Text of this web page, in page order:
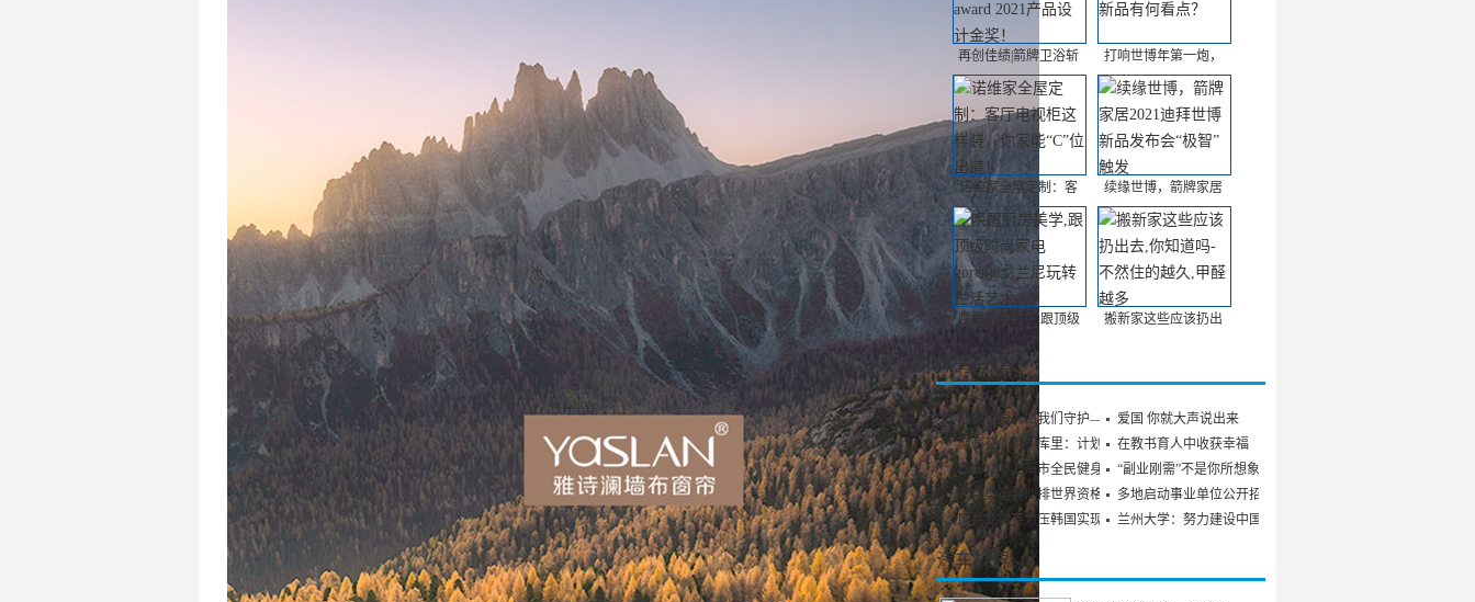
再创佳绩|箭牌卫浴斩 打响世博年第一炮，
诺维家全屋定制：客 续缘世博，箭牌家居
唤醒厨房美学,跟顶级 搬新家这些应该扔出
体育/教育
你的健康，由我们守护——
斯蒂芬&#183;库里：计划参
《2018年上海市全民健身发
东京奥运会沙排世界资格赛
国乒亚锦赛力压韩国实现男
爱国 你就大声说出来
在教书育人中收获幸福
“副业刚需”不是你所想象
多地启动事业单位公开招聘
兰州大学：努力建设中国特
汽车视界